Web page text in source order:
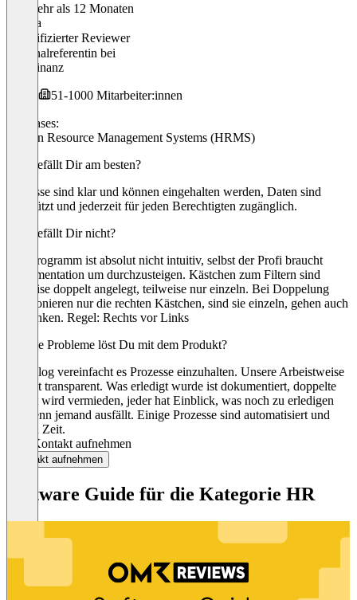
Vor mehr als 12 Monaten
Verena
Verifizierter Reviewer
Personalreferentin bei
Star Finanz
51-1000 Mitarbeiter:innen
Use cases:
Human Resource Management Systems (HRMS)
Was gefällt Dir am besten?
Prozesse sind klar und können eingehalten werden, Daten sind
geschützt und jederzeit für jeden Berechtigten zugänglich.
Was gefällt Dir nicht?
Das Programm ist absolut nicht intuitiv, selbst der Profi braucht
Dokumentation um durchzusteigen. Kästchen zum Filtern sind
teilweise doppelt angelegt, teilweise nur einzeln. Bei Doppelung
funktionieren nur die rechten Kästchen, sind sie einzeln, gehen auch
die Linken. Regel: Rechts vor Links
Welche Probleme löst Du mit dem Produkt?
Hansalog vereinfacht es Prozesse einzuhalten. Unsere Arbeistweise
ist jetzt transparent. Was erledigt wurde ist dokumentiert, doppelte
Arbeit wird vermieden, jeder hat Einblick, was noch zu erledigen
ist, wenn jemand ausfällt. Einige Prozesse sind automatisiert und
sparen Zeit.
Jetzt Kontakt aufnehmen
Kontakt aufnehmen
Software Guide für die Kategorie HR